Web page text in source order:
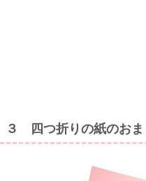
３ 四つ折りの紙のおま